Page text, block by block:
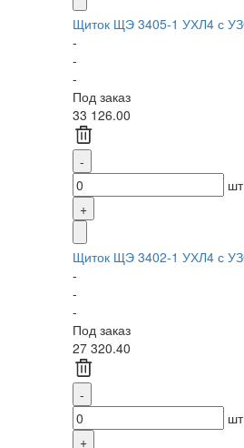
Щиток ЩЭ 3405-1 УХЛ4 с
-
-
-
Под заказ
33 126.00
Щиток ЩЭ 3402-1 УХЛ4 с
-
-
-
Под заказ
27 320.40